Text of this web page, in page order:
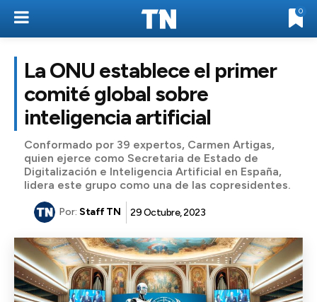
0
La ONU establece el primer
comité global sobre
inteligencia artificial
Conformado por 39 expertos, Carmen Artigas,
quien ejerce como Secretaria de Estado de
Digitalización e Inteligencia Artificial en España,
lidera este grupo como una de las copresidentes.
Por: Staff TN 29 Octubre, 2023